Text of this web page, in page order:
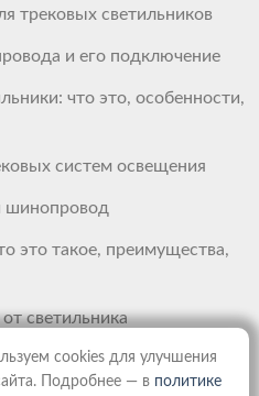
трековых светильников
и его подключение
что это, особенности,
систем освещения
шинопровод
это такое, преимущества,
светильника
cookies для улучшения
Подробнее — в политике